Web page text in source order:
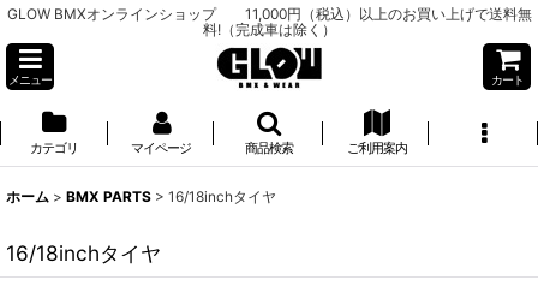
GLOW BMXオンラインショップ 11,000円（税込）以上のお買い上げで送料無
料!（完成車は除く）
メニュー カート
カテゴリ マイページ 商品検索 ご利用案内
ホーム > BMX PARTS > 16/18inchタイヤ
16/18inchタイヤ